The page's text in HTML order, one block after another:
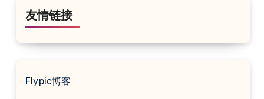
友情链接
Flypic博客